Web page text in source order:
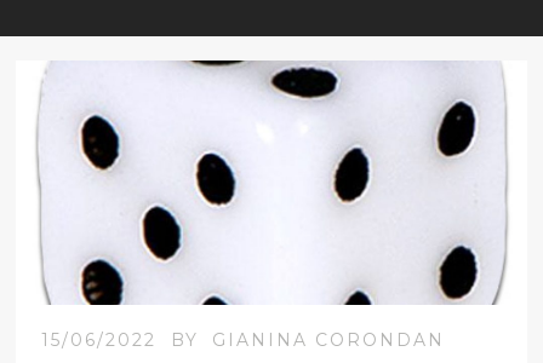
15/06/2022 BY GIANINA CORONDAN